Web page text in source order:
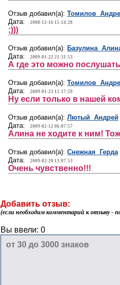
Отзыв добавил(а): Томилов
Дата:
2008-12-16 15:14:28
;)))
Отзыв добавил(а): Базулина
Дата:
2009-01-22 21:31:53
А где это можно
Отзыв добавил(а): Томилов
Дата:
2009-01-23 12:17:59
Ну если только в нашей
Отзыв добавил(а): Лютый Андрей
Дата:
2009-02-12 06:07:57
Алина не ходите к ним!
Отзыв добавил(а): Снежная Герда
Дата:
2009-02-20 13:07:53
Очень чувственно!!!
Добавить отзыв:
(если необходим комментарий к отзыву -
Вы ввели: 0